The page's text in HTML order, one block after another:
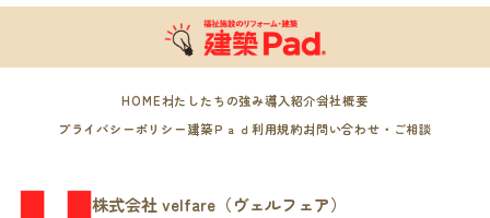
HOMEわたしたちの強み導入紹介会社概要
プライバシーポリシー建築Ｐａｄ利用規約お問い合わせ・ご相談
株式会社 velfare（ヴェルフェア）